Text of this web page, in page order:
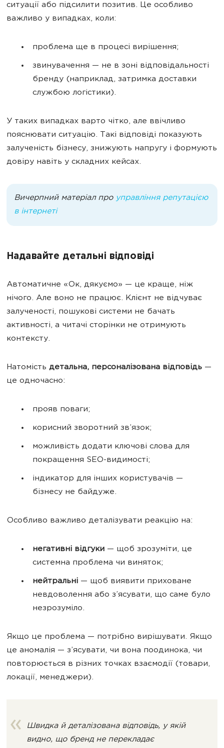
ситуації або підсилити позитив. Це особливо
важливо у випадках, коли:
проблема ще в процесі вирішення;
звинувачення — не в зоні відповідальності
бренду (наприклад, затримка доставки
службою логістики).
У таких випадках варто чітко, але ввічливо
пояснювати ситуацію. Такі відповіді показують
залученість бізнесу, знижують напругу і формують
довіру навіть у складних кейсах.
Вичерпний матеріал про управління репутацією
в інтернеті
Надавайте детальні відповіді
Автоматичне «Ок, дякуємо» — це краще, ніж
нічого. Але воно не працює. Клієнт не відчуває
залученості, пошукові системи не бачать
активності, а читачі сторінки не отримують
контексту.
Натомість детальна, персоналізована відповідь —
це одночасно:
прояв поваги;
корисний зворотний зв’язок;
можливість додати ключові слова для
покращення SEO-видимості;
індикатор для інших користувачів —
бізнесу не байдуже.
Особливо важливо деталізувати реакцію на:
негативні відгуки — щоб зрозуміти, це
системна проблема чи виняток;
нейтральні — щоб виявити приховане
невдоволення або з’ясувати, що саме було
незрозуміло.
Якщо це проблема — потрібно вирішувати. Якщо
це аномалія — з’ясувати, чи вона поодинока, чи
повторюється в різних точках взаємодії (товари,
локації, менеджери).
Швидка й деталізована відповідь, у якій
видно, що бренд не перекладає